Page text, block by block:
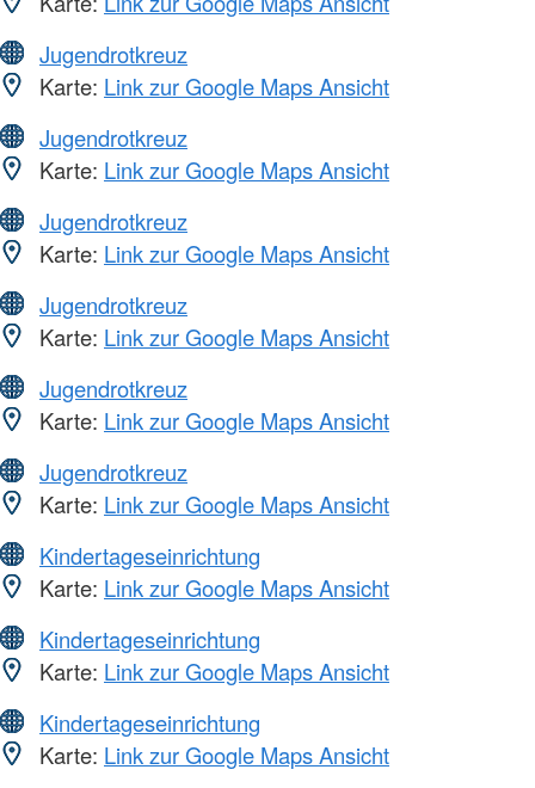
Jugendrotkreuz
Karte: Link zur Google Maps Ansicht
Jugendrotkreuz
Karte: Link zur Google Maps Ansicht
Jugendrotkreuz
Karte: Link zur Google Maps Ansicht
Jugendrotkreuz
Karte: Link zur Google Maps Ansicht
Jugendrotkreuz
Karte: Link zur Google Maps Ansicht
Jugendrotkreuz
Karte: Link zur Google Maps Ansicht
Kindertageseinrichtung
Karte: Link zur Google Maps Ansicht
Kindertageseinrichtung
Karte: Link zur Google Maps Ansicht
Kindertageseinrichtung
Karte: Link zur Google Maps Ansicht